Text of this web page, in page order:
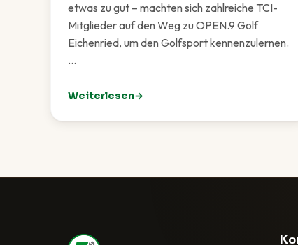
etwas zu gut – machten sich zahlreiche TCI-
Mitglieder auf den Weg zu OPEN.9 Golf
Eichenried, um den Golfsport kennenzulernen.
…
Weiterlesen
: Golf-Schnupperkurs: TCI zu Gast bei